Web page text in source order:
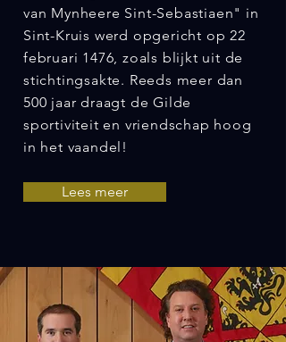
van Mynheere Sint-Sebastiaen" in
Sint-Kruis werd opgericht op 22
februari 1476, zoals blijkt uit de
stichtingsakte. Reeds meer dan
500 jaar draagt de Gilde
sportiviteit en vriendschap hoog
in het vaandel!
Lees meer